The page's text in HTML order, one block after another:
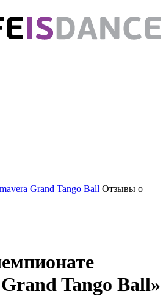
Grand Tango Ball Отзывы о
Tango Ball»